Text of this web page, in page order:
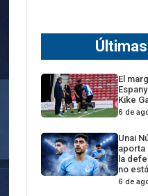
El
Kike
6 de
Unai
aporta
la
no
6 de